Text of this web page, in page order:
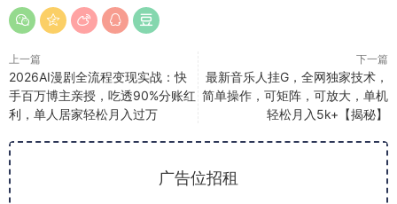
上一篇
2026AI漫剧全流程变现实战：快
手百万博主亲授，吃透90%分账红
利，单人居家轻松月入过万
下一篇
最新音乐人挂G，全网独家技术，
简单操作，可矩阵，可放大，单机
轻松月入5k+【揭秘】
广告位招租